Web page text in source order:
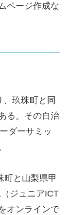
ページ作成な
玖珠町と同
る。その自治
ダーサミッ
町と山梨県甲
ジュニアICT
オンラインで